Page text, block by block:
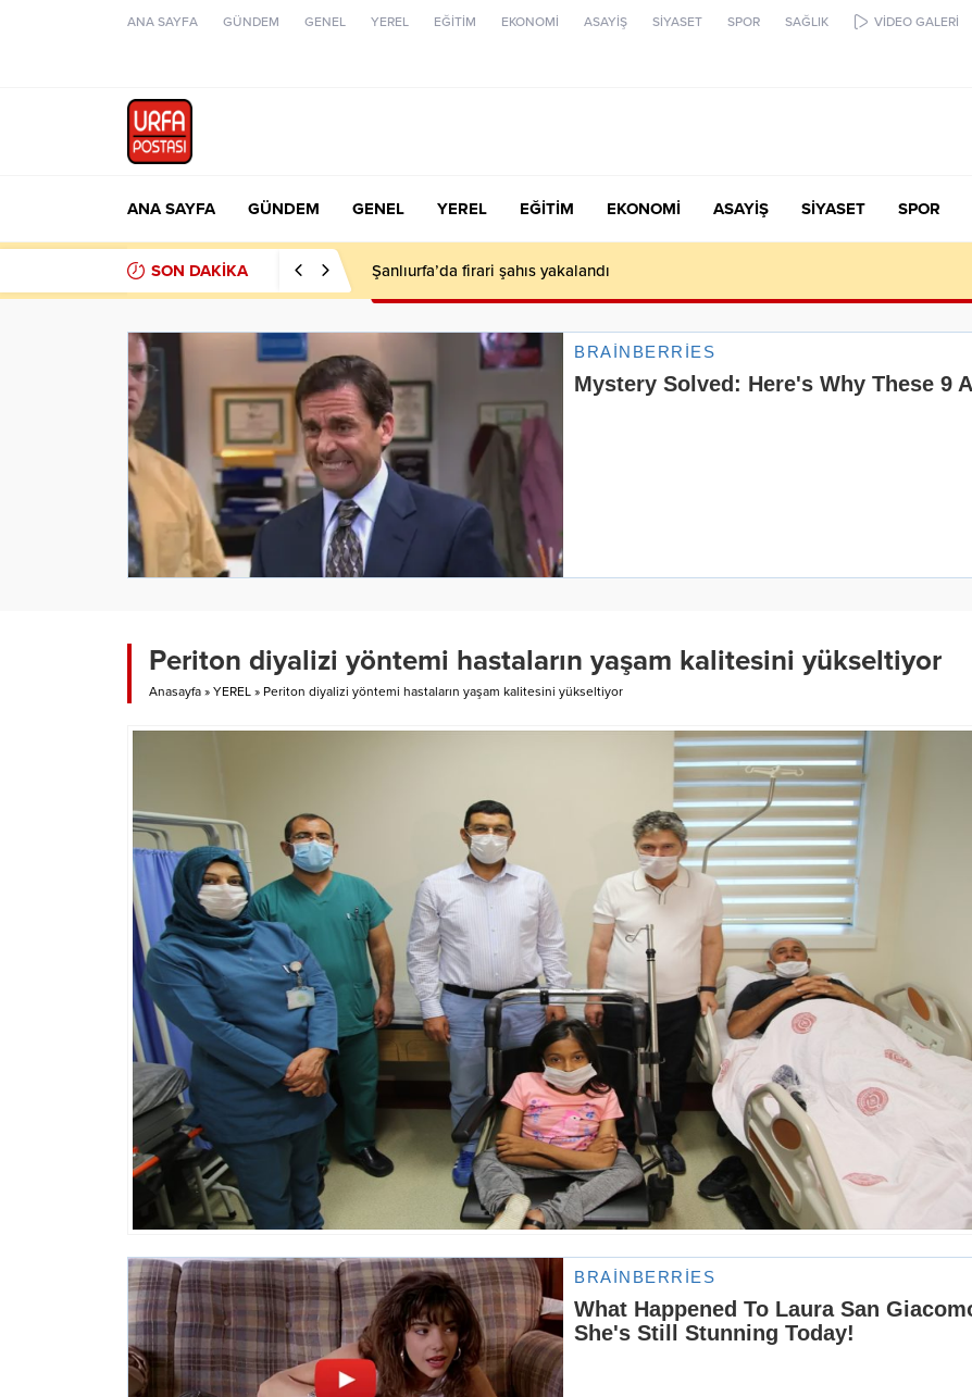
ANA SAYFA GÜNDEM GENEL YEREL EĞİTİM EKONOMİ ASAYİŞ SİYASET SPOR SAĞLIK VİDEO GALERİ
ANA SAYFA GÜNDEM GENEL YEREL EĞİTİM EKONOMİ ASAYİŞ SİYASET SPOR
SON DAKİKA Şanlıurfa’da firari şahıs yakalandı
Periton diyalizi yöntemi hastaların yaşam kalitesini yükseltiyor
Anasayfa » YEREL » Periton diyalizi yöntemi hastaların yaşam kalitesini yükseltiyor